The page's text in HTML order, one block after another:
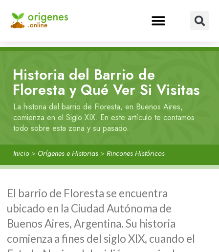
Historia del Barrio de
Floresta y Qué Ver Si Visitas
La historia del barrio de Floresta, en Buenos Aires,
comienza en el Siglo XIX. En este artículo te contamos
todo sobre esta zona y su pasado.
Inicio > Orígenes e Historias > Rincones Históricos
El barrio de Floresta se encuentra
ubicado en la Ciudad Autónoma de
Buenos Aires, Argentina. Su historia
comienza a fines del siglo XIX, cuando el